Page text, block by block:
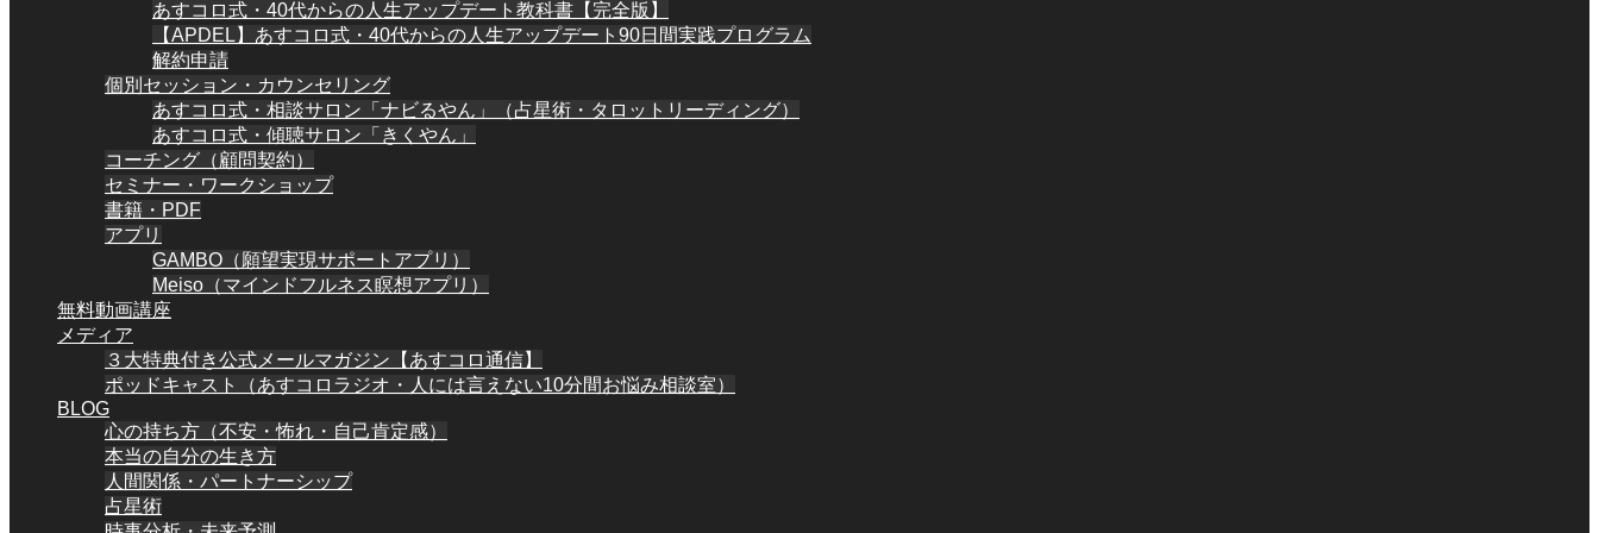
あすコロ式・40代からの人生アップデート教科書【完全版】
【APDEL】あすコロ式・40代からの人生アップデート90日間実践プログラム
解約申請
個別セッション・カウンセリング
あすコロ式・相談サロン「ナビるやん」（占星術・タロットリーディング）
あすコロ式・傾聴サロン「きくやん」
コーチング（顧問契約）
セミナー・ワークショップ
書籍・PDF
アプリ
GAMBO（願望実現サポートアプリ）
Meiso（マインドフルネス瞑想アプリ）
無料動画講座
メディア
３大特典付き公式メールマガジン【あすコロ通信】
ポッドキャスト（あすコロラジオ・人には言えない10分間お悩み相談室）
BLOG
心の持ち方（不安・怖れ・自己肯定感）
本当の自分の生き方
人間関係・パートナーシップ
占星術